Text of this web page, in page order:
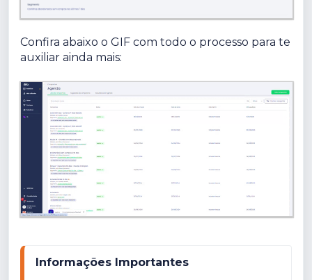
Confira abaixo o GIF com todo o processo para te
auxiliar ainda mais:
Informações Importantes